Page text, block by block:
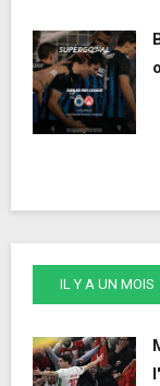
IL Y A UN MOIS